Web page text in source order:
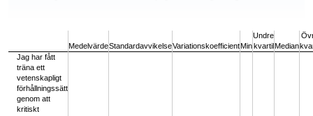
MedelvärdeStandardavvikelseVariationskoefficientMin
Undre
kvartilMedian
Jag har fått
träna ett
vetenskapligt
förhållningssätt
genom att
kritiskt